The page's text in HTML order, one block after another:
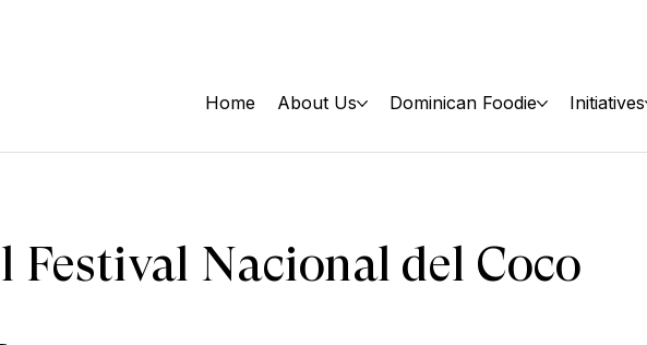
Home About Us Dominican Foodie Initiatives
Festival Nacional del Coco